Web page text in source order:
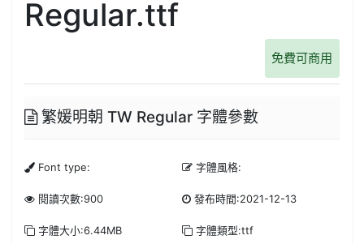
Regular.ttf
免費可商用
繁媛明朝 TW Regular 字體參數
Font type: 字體風格:
閱讀次數:900 發布時間:2021-12-13
字體大小:6.44MB 字體類型:ttf